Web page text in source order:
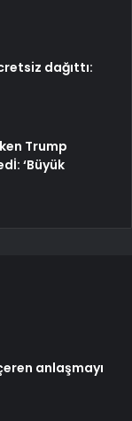
dağıttı:
Trump
‘Büyük
anlaşmayı